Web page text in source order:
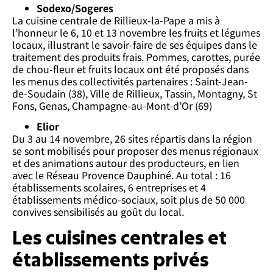
Sodexo/Sogeres
La cuisine centrale de Rillieux-la-Pape a mis à
l’honneur le 6, 10 et 13 novembre les fruits et légumes
locaux, illustrant le savoir-faire de ses équipes dans le
traitement des produits frais. Pommes, carottes, purée
de chou-fleur et fruits locaux ont été proposés dans
les menus des collectivités partenaires : Saint-Jean-
de-Soudain (38), Ville de Rillieux, Tassin, Montagny, St
Fons, Genas, Champagne-au-Mont-d’Or (69)
Elior
Du 3 au 14 novembre, 26 sites répartis dans la région
se sont mobilisés pour proposer des menus régionaux
et des animations autour des producteurs, en lien
avec le Réseau Provence Dauphiné. Au total : 16
établissements scolaires, 6 entreprises et 4
établissements médico-sociaux, soit plus de 50 000
convives sensibilisés au goût du local.
Les cuisines centrales et
établissements privés